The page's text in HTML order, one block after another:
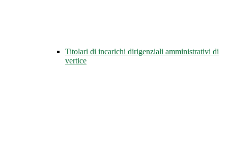
Titolari di incarichi dirigenziali amministrativi di
vertice